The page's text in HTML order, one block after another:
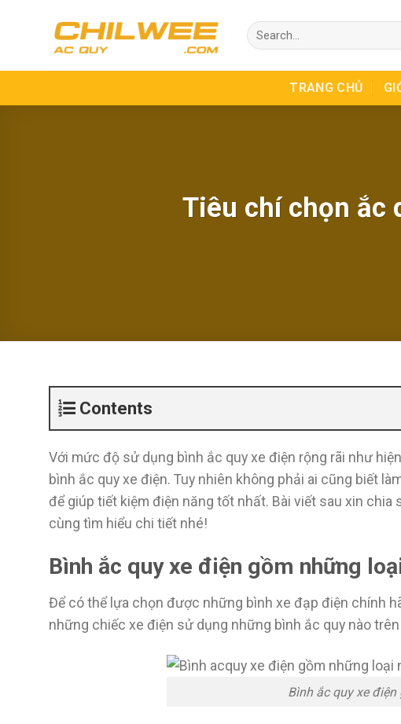
Search
for:
TRANG CHỦ
Tiêu chí chọn ắc
Contents
Với mức độ sử dụng bình ắc quy xe điện rộng rãi như
bình ắc quy xe điện. Tuy nhiên không phải ai cũng biết
để giúp tiết kiệm điện năng tốt nhất. Bài viết sau xin
cùng tìm hiểu chi tiết nhé!
Bình ắc quy xe điện gồm những
Để có thể lựa chọn được những bình xe đạp điện chính
những chiếc xe điện sử dụng những bình ắc quy nào
Bình ắc quy xe